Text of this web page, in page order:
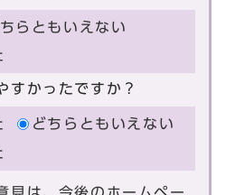
らともいえない
すかったですか？
どちらともいえない
見は、今後のホームペー